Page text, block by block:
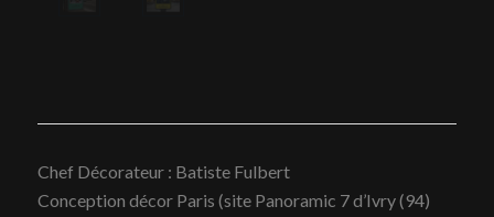
Chef Décorateur : Batiste Fulbert
Conception décor Paris (site Panoramic 7 d’Ivry (94)